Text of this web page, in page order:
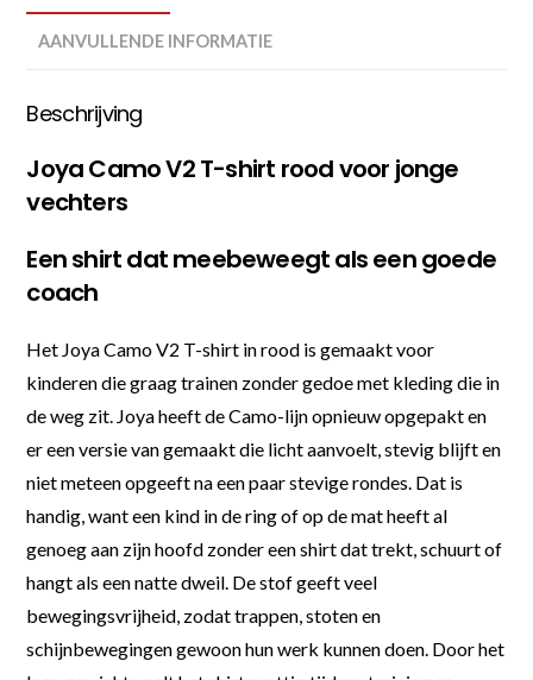
AANVULLENDE INFORMATIE
Beschrijving
Joya Camo V2 T-shirt rood voor jonge
vechters
Een shirt dat meebeweegt als een goede
coach
Het Joya Camo V2 T-shirt in rood is gemaakt voor
kinderen die graag trainen zonder gedoe met kleding die in
de weg zit. Joya heeft de Camo-lijn opnieuw opgepakt en
er een versie van gemaakt die licht aanvoelt, stevig blijft en
niet meteen opgeeft na een paar stevige rondes. Dat is
handig, want een kind in de ring of op de mat heeft al
genoeg aan zijn hoofd zonder een shirt dat trekt, schuurt of
hangt als een natte dweil. De stof geeft veel
bewegingsvrijheid, zodat trappen, stoten en
schijnbewegingen gewoon hun werk kunnen doen. Door het